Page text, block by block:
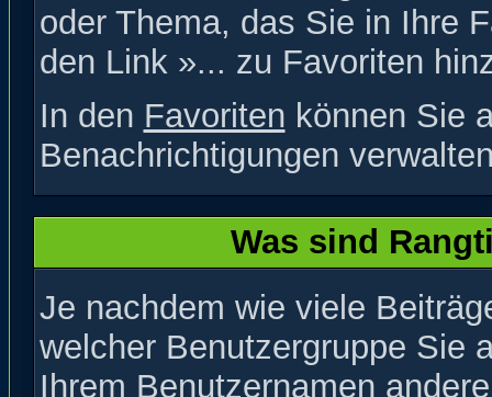
oder Thema, das Sie in Ihre
den Link »... zu Favoriten
In den Favoriten können Sie
Benachrichtigungen
Was sind
Je nachdem wie viele
welcher Benutzergruppe Sie
Ihrem Benutzernamen